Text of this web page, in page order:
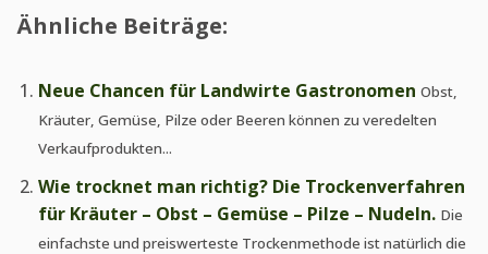
Ähnliche Beiträge:
Neue Chancen für Landwirte Gastronomen Obst,
Kräuter, Gemüse, Pilze oder Beeren können zu veredelten
Verkaufprodukten...
Wie trocknet man richtig? Die Trockenverfahren
für Kräuter – Obst – Gemüse – Pilze – Nudeln. Die
einfachste und preiswerteste Trockenmethode ist natürlich die